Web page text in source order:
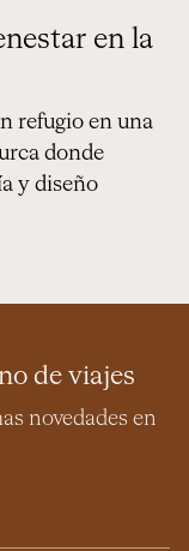
en la
refugio en una
donde
y diseño
de viajes
novedades en